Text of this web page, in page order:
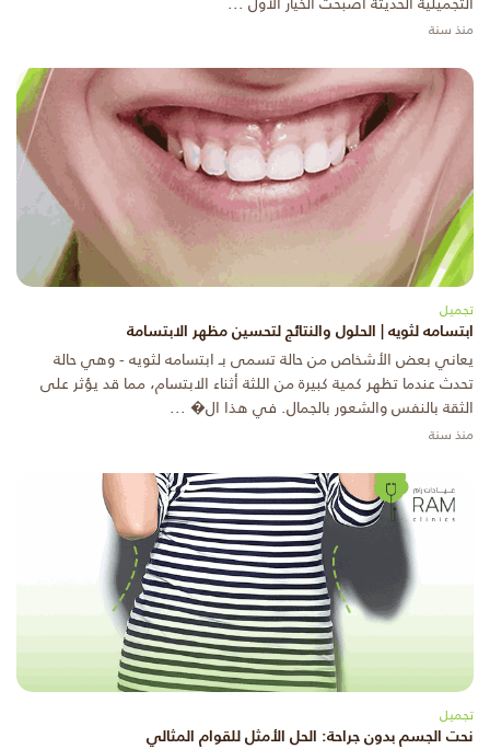
منذ سنة
تجميل
ابتسامه لثويه | الحلول والنتائج لتحسين مظهر الابتسامة
يعاني بعض الأشخاص من حالة تسمى بـ ابتسامه لثويه - وهي حالة
تحدث عندما تظهر كمية كبيرة من اللثة أثناء الابتسام، مما قد يؤثر على
الثقة بالنفس والشعور بالجمال. في هذا ال� ...
منذ سنة
تجميل
نحت الجسم بدون جراحة: الحل الأمثل للقوام المثالي